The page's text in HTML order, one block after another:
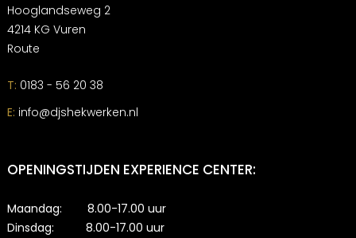
Hooglandseweg 2
4214 KG Vuren
Route
T: 0183 - 56 20 38
E: info@djshekwerken.nl
OPENINGSTIJDEN EXPERIENCE CENTER:
Maandag: 8.00-17.00 uur
Dinsdag: 8.00-17.00 uur